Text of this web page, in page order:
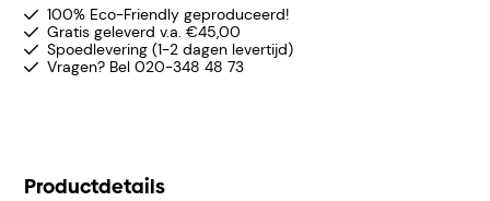
100% Eco-Friendly geproduceerd!
Gratis geleverd v.a. €45,00
Spoedlevering (1-2 dagen levertijd)
Vragen? Bel 020-348 48 73
Productdetails